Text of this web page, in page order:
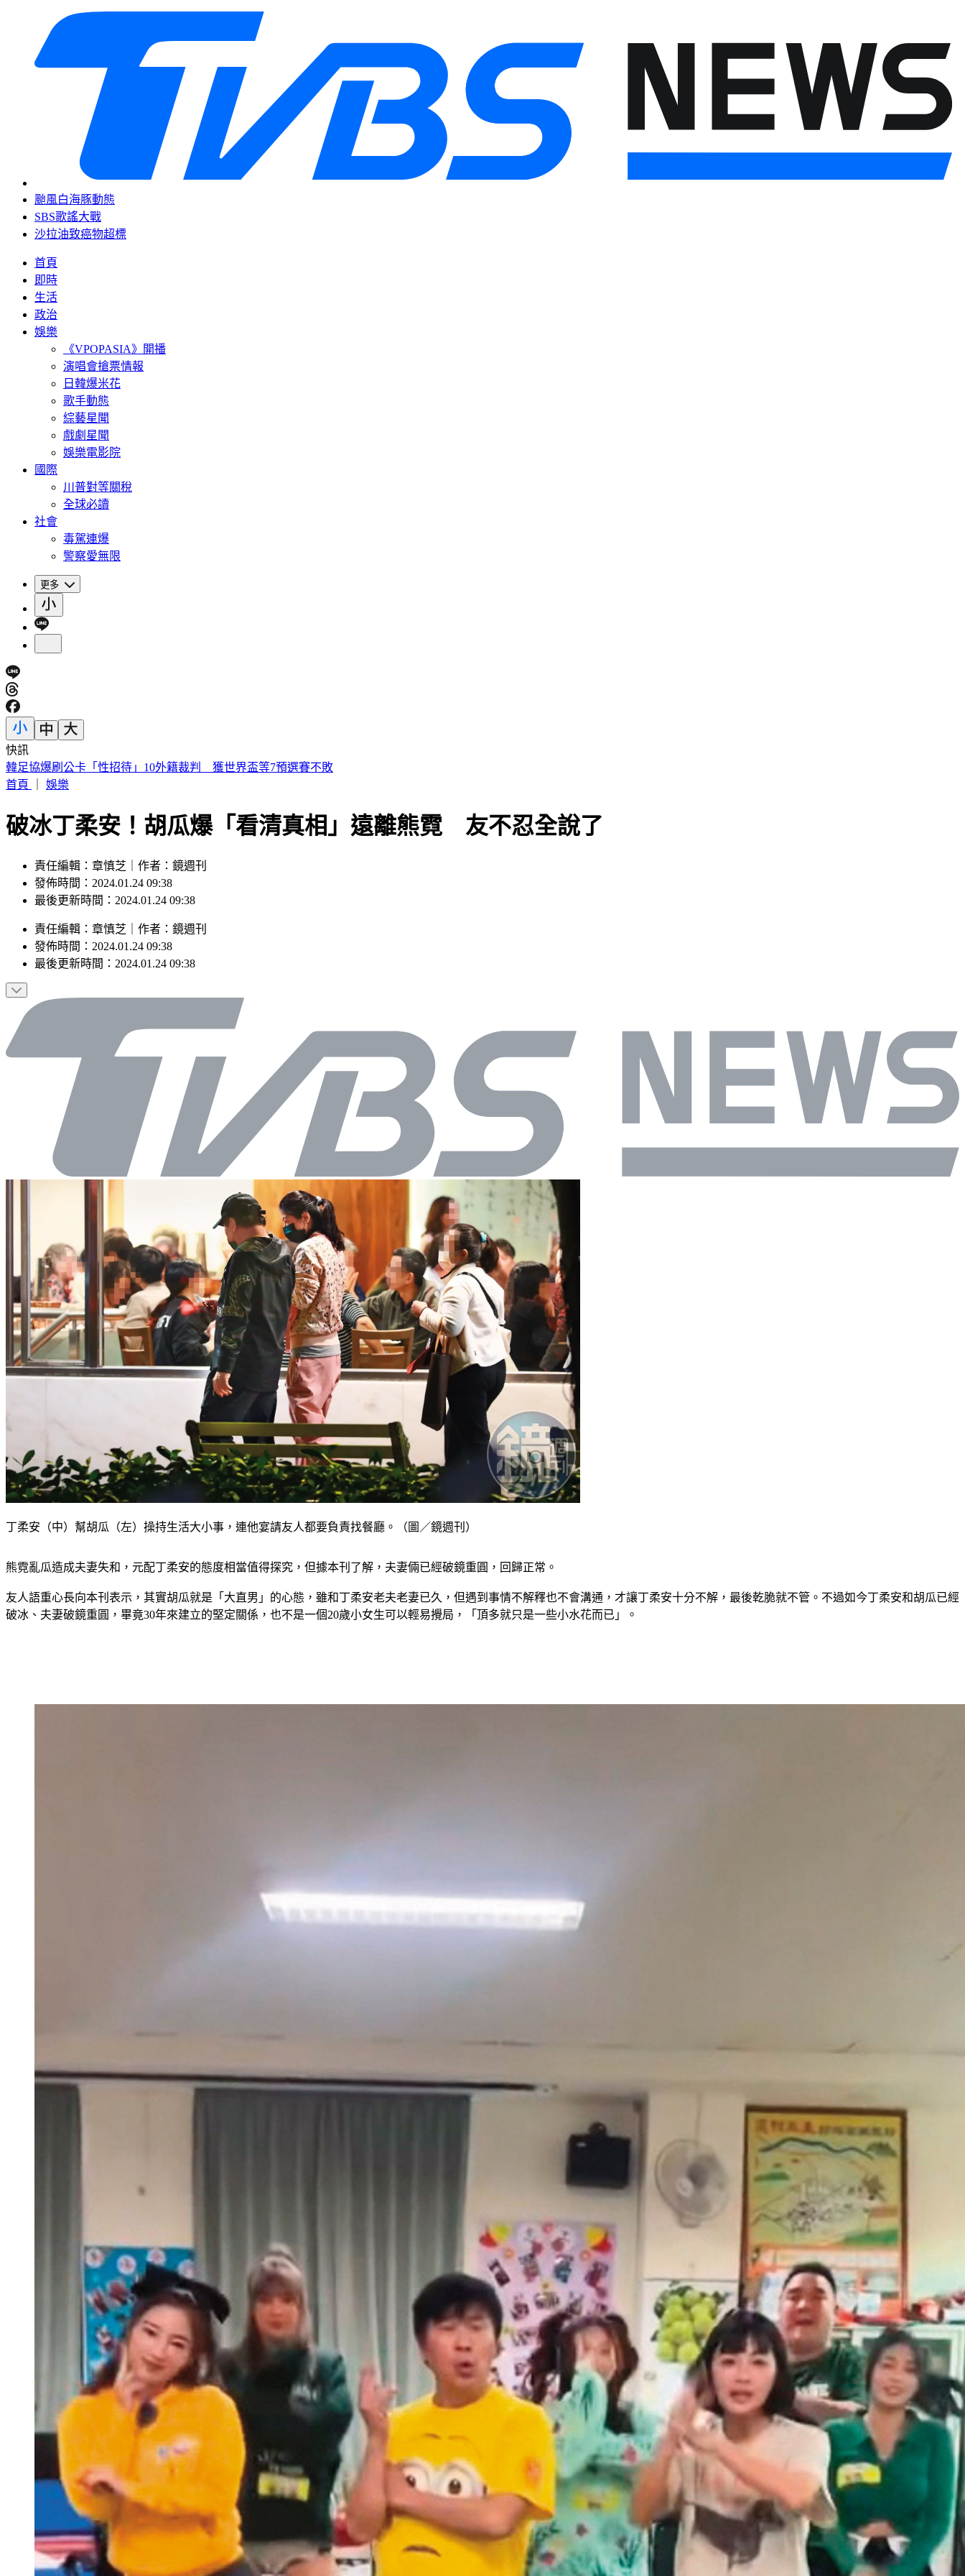
颱風白海豚動態
SBS歌謠大戰
沙拉油致癌物超標
首頁
即時
生活
政治
娛樂
《VPOPASIA》開播
演唱會搶票情報
日韓爆米花
歌手動態
綜藝星聞
戲劇星聞
娛樂電影院
國際
川普對等關稅
全球必讀
社會
毒駕連爆
警察愛無限
更多
快訊
陳明真、季忠平「家中爆發激烈口角」 遭警方上門關切
首頁
娛樂
破冰丁柔安！胡瓜爆「看清真相」遠離熊霓 友不忍全說了
責任編輯：章慎芝｜作者：鏡週刊
發佈時間：2024.01.24 09:38
最後更新時間：2024.01.24 09:38
責任編輯 ： 章慎芝 作者 ： 鏡週刊
發佈時間： 2024.01.24 09:38
最後更新時間： 2024.01.24 09:38
丁柔安（中）幫胡瓜（左）操持生活大小事，連他宴請友人都要負責找餐廳。（圖／鏡週刊）
熊霓亂瓜造成夫妻失和，元配丁柔安的態度相當值得探究，但據本刊了解，夫妻倆已經破鏡重圓，回歸正常。
友人語重心長向本刊表示，其實胡瓜就是「大直男」的心態，雖和丁柔安老夫老妻已久，但遇到事情不解釋也不會溝通，才讓丁柔安十分不解，最後乾脆就不管。不過如今丁柔安和胡瓜已經
破冰、夫妻破鏡重圓，畢竟30年來建立的堅定關係，也不是一個20歲小女生可以輕易攪局，「頂多就只是一些小水花而已」。